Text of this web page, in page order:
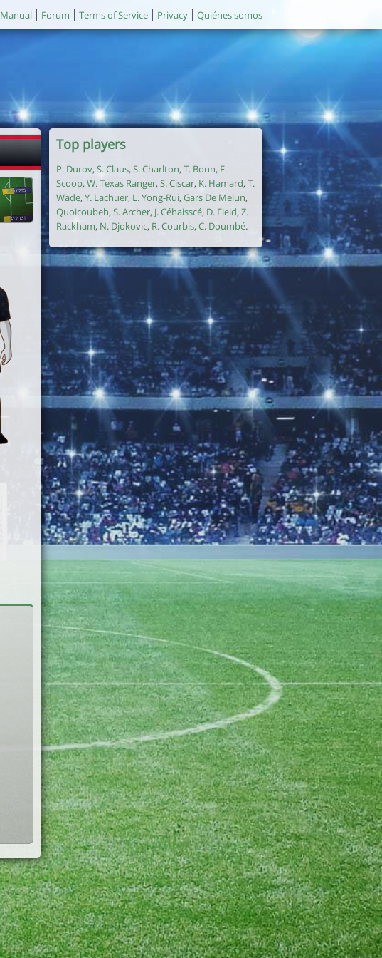
Manual Forum Terms of Service Privacy Quiénes somos
Top players
P. Durov, S. Claus, S. Charlton, T. Bonn, F.
Scoop, W. Texas Ranger, S. Ciscar, K. Hamard, T.
Wade, Y. Lachuer, L. Yong-Rui, Gars De Melun,
Quoicoubeh, S. Archer, J. Céhaisscé, D. Field, Z.
Rackham, N. Djokovic, R. Courbis, C. Doumbé.